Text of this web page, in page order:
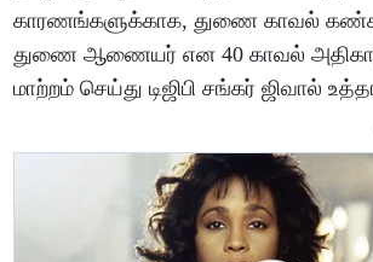
காரணங்களுக்காக, துணை காவல்
துணை ஆணையர் என 40 காவல்
மாற்றம் செய்து டிஜிபி சங்கர் ஜிவால்